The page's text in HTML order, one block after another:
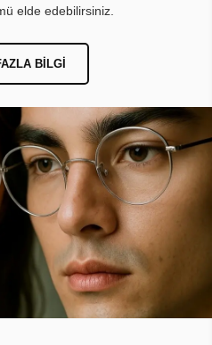
elde edebilirsiniz.
BILGI